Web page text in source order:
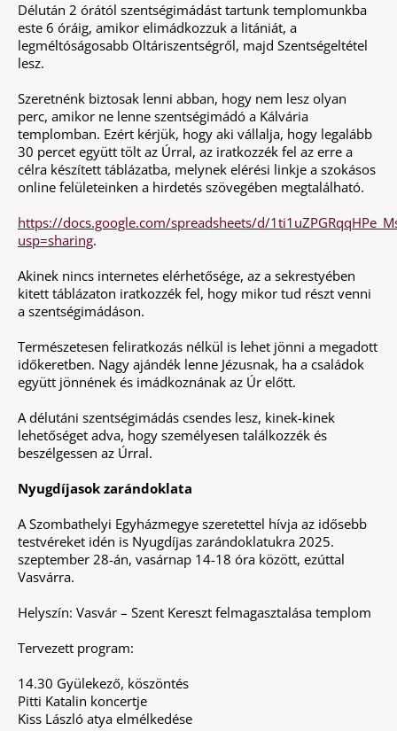
Délután 2 órától szentségimádást tartunk templomunkba
este 6 óráig, amikor elimádkozzuk a litániát, a
legméltóságosabb Oltáriszentségről, majd Szentségeltétel
lesz.
Szeretnénk biztosak lenni abban, hogy nem lesz olyan
perc, amikor ne lenne szentségimádó a Kálvária
templomban. Ezért kérjük, hogy aki vállalja, hogy legalább
30 percet együtt tölt az Úrral, az iratkozzék fel az erre a
célra készített táblázatba, melynek elérési linkje a szokásos
online felületeinken a hirdetés szövegében megtalálható.
https://docs.google.com/spreadsheets/d/
usp=sharing.
Akinek nincs internetes elérhetősége, az a sekrestyében
kitett táblázaton iratkozzék fel, hogy mikor tud részt venni
a szentségimádáson.
Természetesen feliratkozás nélkül is lehet jönni a megadott
időkeretben. Nagy ajándék lenne Jézusnak, ha a családok
együtt jönnének és imádkoznának az Úr előtt.
A délutáni szentségimádás csendes lesz, kinek-kinek
lehetőséget adva, hogy személyesen találkozzék és
beszélgessen az Úrral.
Nyugdíjasok zarándoklata
A Szombathelyi Egyházmegye szeretettel hívja az idősebb
testvéreket idén is Nyugdíjas zarándoklatukra 2025.
szeptember 28-án, vasárnap 14-18 óra között, ezúttal
Vasvárra.
Helyszín: Vasvár – Szent Kereszt felmagasztalása templom
Tervezett program:
14.30 Gyülekező, köszöntés
Pitti Katalin koncertje
Kiss László atya elmélkedése